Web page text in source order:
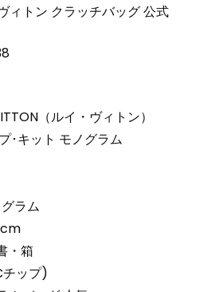
ィトン クラッチバッグ 公式
（ルイ・ヴィトン）
･キット モノグラム
ラム
cm
・箱
チップ)